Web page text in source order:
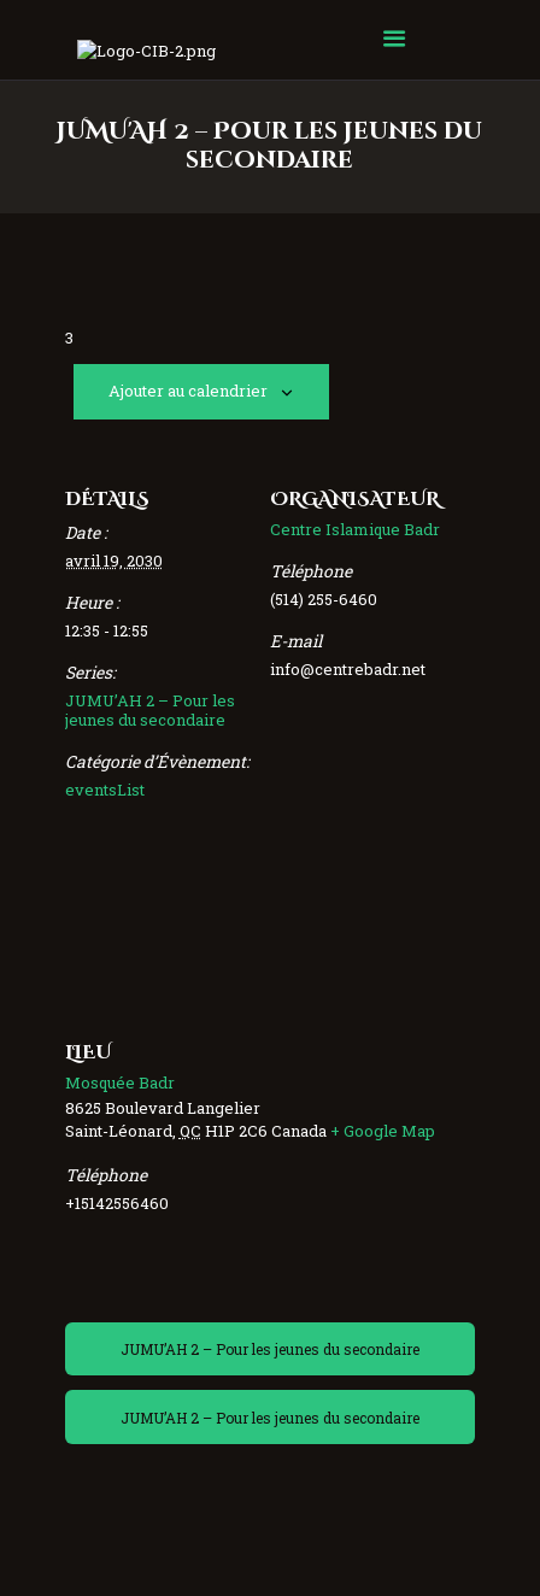
JUMU'AH 2 – Pour les jeunes du
secondaire
Centre Islamique Badr
3
Ajouter au calendrier
DÉTAILS
Date :
avril 19, 2030
Heure :
12:35 - 12:55
Series:
JUMU’AH 2 – Pour les
jeunes du secondaire
Catégorie d’Évènement:
eventsList
ORGANISATEUR
Centre Islamique Badr
Téléphone
(514) 255-6460
E-mail
info@centrebadr.net
LIEU
Mosquée Badr
8625 Boulevard Langelier
Saint-Léonard QC H1P 2C6 Canada + Google Map
Téléphone
+15142556460
JUMU’AH 2 – Pour les jeunes du secondaire
JUMU’AH 2 – Pour les jeunes du secondaire